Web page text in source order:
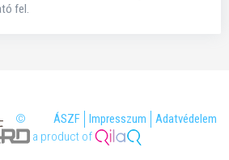
fel.
ÁSZF Impresszum Adatvédelem
©
a product of